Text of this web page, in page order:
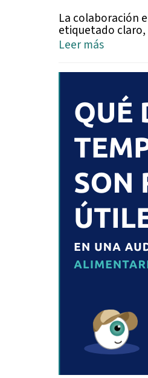
La colaboración
etiquetado claro,
Leer más